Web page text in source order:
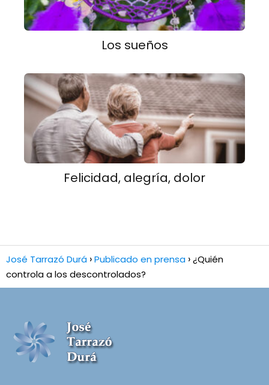
Los sueños
Felicidad, alegría, dolor
José Tarrazó Durá Publicado en prensa ¿Quién
controla a los descontrolados?